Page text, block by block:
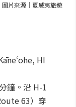
片來源｜夏威夷旅遊
HI
鐘。沿 H-1
63）穿